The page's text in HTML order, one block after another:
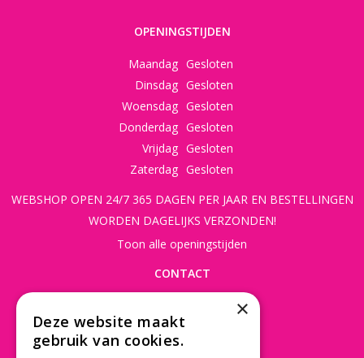
OPENINGSTIJDEN
Maandag Gesloten
Dinsdag Gesloten
Woensdag Gesloten
Donderdag Gesloten
Vrijdag Gesloten
Zaterdag Gesloten
WEBSHOP OPEN 24/7 365 DAGEN PER JAAR EN BESTELLINGEN
WORDEN DAGELIJKS VERZONDEN!
Toon alle openingstijden
CONTACT
3997 MK 't Goy
030 - 60 11 365
×
Deze website maakt
gebruik van cookies.